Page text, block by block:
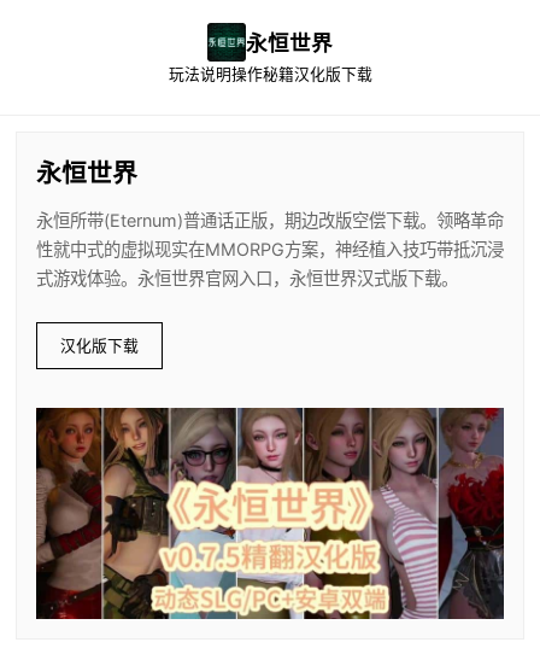
永恒世界
玩法说明操作秘籍汉化版下载
永恒世界
永恒所带(Eternum)普通话正版，期边改版空偿下载。领略革命
性就中式的虚拟现实在MMORPG方案，神经植入技巧带抵沉浸
式游戏体验。永恒世界官网入口，永恒世界汉式版下载。
汉化版下载